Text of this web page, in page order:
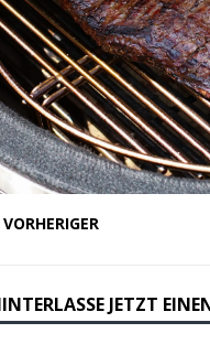
VORHERIGER
JETZT